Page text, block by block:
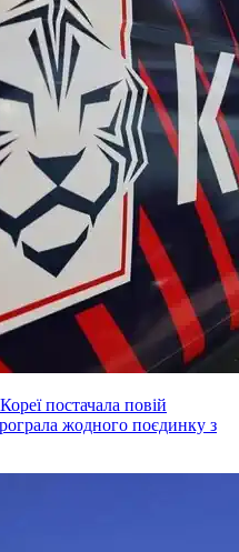
постачала повій
жодного поєдинку з